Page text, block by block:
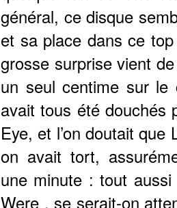
général, ce disque
et sa place dans ce
grosse surprise vient
un seul centime sur
avait tous été douchés
Eye, et l’on doutait
on avait tort,
une minute : tout
Were , se serait-on